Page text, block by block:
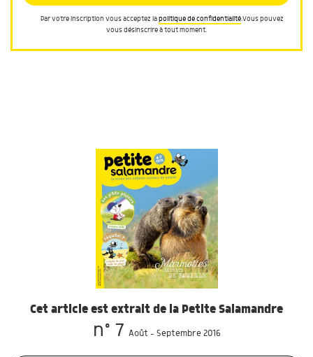
Par votre inscription vous acceptez lapolitique de confidentialité.Vous pouvez
vous désinscrire à tout moment.
Cet article est extrait de la Petite Salamandre
n° 7 Août - Septembre 2016